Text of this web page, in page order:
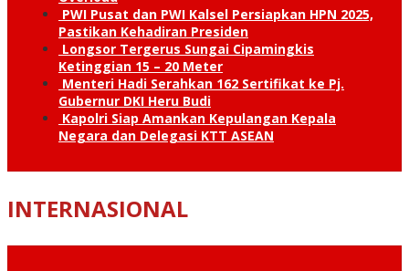
PWI Pusat dan PWI Kalsel Persiapkan HPN 2025,
Pastikan Kehadiran Presiden
Longsor Tergerus Sungai Cipamingkis
Ketinggian 15 – 20 Meter
Menteri Hadi Serahkan 162 Sertifikat ke Pj.
Gubernur DKI Heru Budi
Kapolri Siap Amankan Kepulangan Kepala
Negara dan Delegasi KTT ASEAN
INTERNASIONAL